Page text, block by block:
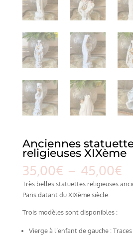
Anciennes
religieuses XIXème
35,00€ – 45,00€
Très belles statuettes religieuses
Paris datant du XIXème siècle.
Trois modèles sont disponibles :
Vierge à l’enfant de gauche :